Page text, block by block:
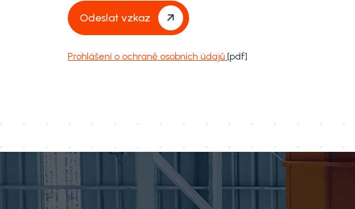
Odeslat vzkaz
Prohlášení o ochraně osobních údajů [pdf]